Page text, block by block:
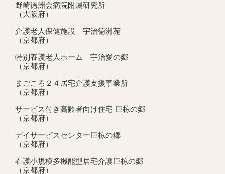
野崎徳洲会病院附属研究所
（大阪府）
介護老人保健施設 宇治徳洲苑
（京都府）
特別養護老人ホーム 宇治愛の郷
（京都府）
まごころ２４居宅介護支援事業所
（京都府）
サービス付き高齢者向け住宅 巨椋の郷
（京都府）
デイサービスセンター巨椋の郷
（京都府）
看護小規模多機能型居宅介護巨椋の郷
（京都府）